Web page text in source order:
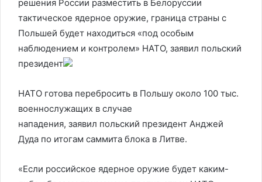
решения России разместить в Белоруссии
тактическое ядерное оружие, граница страны с
Польшей будет находиться «под особым
наблюдением и контролем» НАТО, заявил польский
президент
НАТО готова перебросить в Польшу около 100 тыс.
военнослужащих в случае
нападения, заявил польский президент Анджей
Дуда по итогам саммита блока в Литве.
«Если российское ядерное оружие будет каким-